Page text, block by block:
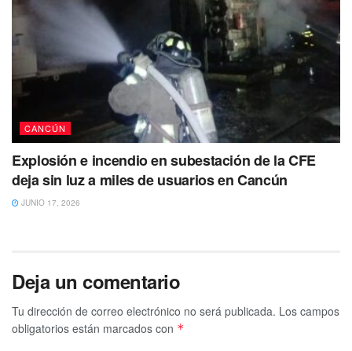
Carlos A. J. De 22 años y un menor de 17 años que
respondería en vida al nombre de José L. O. Ambos habría
desaparecido en la localidad de Bonfil hace más de 10
días. Sin embargo se espera que sea la propia fiscalía la
encargada de dar a conocer la información precisa.
Tags: Cancun Ejecutado Empresario Muerto
CANCÚN
Explosión e incendio en subestación de la CFE
deja sin luz a miles de usuarios en Cancún
JUNIO 17, 2026
Deja un comentario
Tu dirección de correo electrónico no será publicada. Los campos
obligatorios están marcados con *